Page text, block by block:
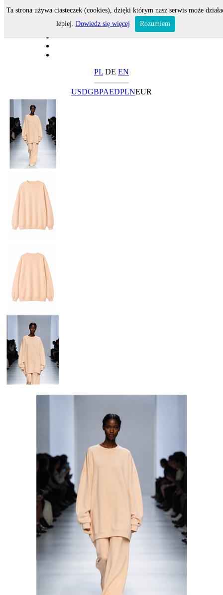
PL DE EN
USDGBPAEDPLNEUR
Ta strona używa ciasteczek (cookies), dzięki którym nasz serwis może
lepiej. Dowiedz się więcej Rozumiem